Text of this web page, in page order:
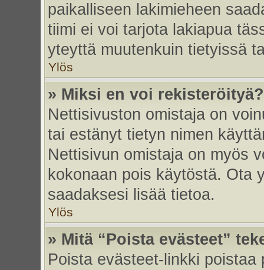
paikalliseen lakimieheen
tiimi ei voi tarjota lakiapua
yteyttä muutenkuin tietyissä
Ylös
» Miksi en voi rekisteröityä?
Nettisivuston omistaja on
tai estänyt tietyn nimen
Nettisivun omistaja on myös
kokonaan pois käytöstä. Ota
saadaksesi lisää tietoa.
Ylös
» Mitä “Poista evästeet”
Poista evästeet-linkki